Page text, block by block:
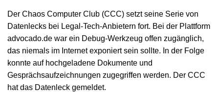
Der Chaos Computer Club (CCC) setzt seine Serie von
Datenlecks bei Legal-Tech-Anbietern fort. Bei der Plattform
advocado.de war ein Debug-Werkzeug offen zugänglich,
das niemals im Internet exponiert sein sollte. In der Folge
konnte auf hochgeladene Dokumente und
Gesprächsaufzeichnungen zugegriffen werden. Der CCC
hat das Datenleck gemeldet.